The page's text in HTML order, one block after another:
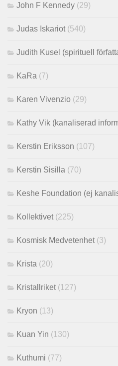
John F Kennedy (29)
Judas Iskariot (540)
Judith Kusel (spirituell
KaRa (7)
Karen Vivenzio (29)
Kathy Vik (kanaliserad
Kerstin Eriksson (107)
Kerstin Sisilla (70)
Keshe Foundation (ej
Kollektivet (225)
Kosmisk Medvetenhet (3)
Krista (20)
Kristallriket (127)
Kryon (13)
Kuan Yin (130)
Kuthumi (77)